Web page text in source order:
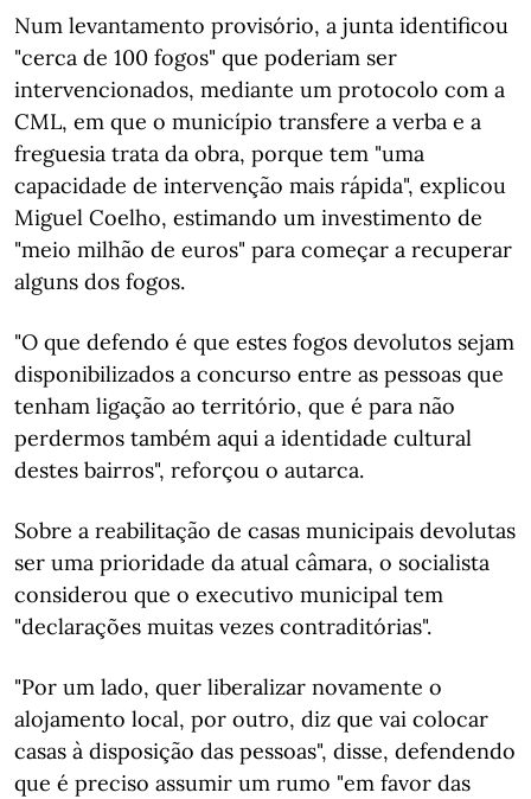
Num levantamento provisório, a junta identificou
"cerca de 100 fogos" que poderiam ser
intervencionados, mediante um protocolo com a
CML, em que o município transfere a verba e a
freguesia trata da obra, porque tem "uma
capacidade de intervenção mais rápida", explicou
Miguel Coelho, estimando um investimento de
"meio milhão de euros" para começar a recuperar
alguns dos fogos.
"O que defendo é que estes fogos devolutos sejam
disponibilizados a concurso entre as pessoas que
tenham ligação ao território, que é para não
perdermos também aqui a identidade cultural
destes bairros", reforçou o autarca.
Sobre a reabilitação de casas municipais devolutas
ser uma prioridade da atual câmara, o socialista
considerou que o executivo municipal tem
"declarações muitas vezes contraditórias".
"Por um lado, quer liberalizar novamente o
alojamento local, por outro, diz que vai colocar
casas à disposição das pessoas", disse, defendendo
que é preciso assumir um rumo "em favor das